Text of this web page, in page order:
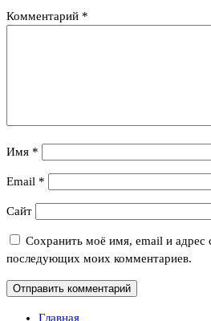
Комментарий *
Имя *
Email *
Сайт
Сохранить моё имя, email и адрес
последующих моих комментариев.
Главная